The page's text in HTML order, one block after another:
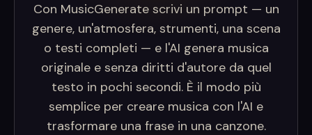
Con MusicGenerate scrivi un prompt — un
genere, un'atmosfera, strumenti, una scena
o testi completi — e l'AI genera musica
originale e senza diritti d'autore da quel
testo in pochi secondi. È il modo più
semplice per creare musica con l'AI e
trasformare una frase in una canzone.